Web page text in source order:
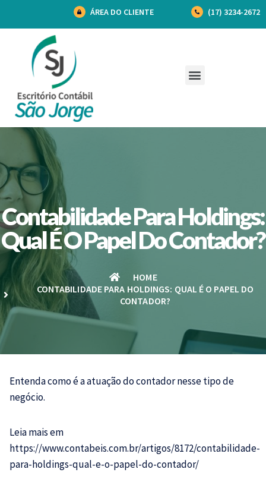
ÁREA DO CLIENTE (17) 3234-2672
Contabilidade Para Holdings:
Qual É O Papel Do Contador?
HOME
CONTABILIDADE PARA HOLDINGS: QUAL É O PAPEL DO
CONTADOR?
Entenda como é a atuação docontadornesse tipo de
negócio.
Leia mais em
https://www.contabeis.com.br/artigos/8172/contabilidade-
para-holdings-qual-e-o-papel-do-contador/